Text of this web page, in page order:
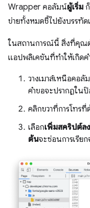
Wrapper คอลัมน์ผู้เริ่ม
ข่ายทั้งหมดชี้ไปยังบรรทั
ในสถานการณ์นี้ สิ่งที่คุณต้
แอปพลิเคชันที่ทำให้เกิด
วางเมาส์เหนือคอลั
คำขอจะปรากฏใน
คลิกขวาที่การโทร
เลือกเพิ่มสคริปต์ล
ต้นจะซ่อนการเรีย